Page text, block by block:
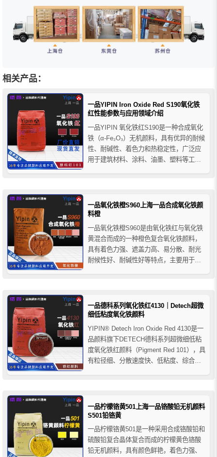
相关产品：
一品YIPIN Iron Oxide Red S190氧化铁
红性能参数与应用领域介绍
一品YIPIN 氧化铁红S190是一种合成氧化
铁（α-Fe₂O₃）无机颜料，具有优异的耐候
性、耐碱性、着色力和热稳定性，广泛应
用于建筑材料、涂料、油墨、塑料等工业
一品氧化铁橙S960上海一品合成氧化铁颜
料橙
一品氧化铁橙S960是由氧化铁红与氧化铁
黄混合而成的一种橙色复合氧化铁颜料，
具有着色力强、遮盖力高、易分散、耐光
耐候性好、耐碱性好等特点，主要用于建
色。
一品德科系列氧化铁红4130｜Detech超微
细低粘度氧化铁颜料
YIPIN® Detech Iron Oxide Red 4130是一
品颜料旗下DETECH德科系列超微细低粘
度氧化铁红颜料（Pigment Red 101），具
有粒径细、分散速度快、低粘度、综合色
能与施工流变性...
一品柠檬铬黄501上海一品铬酸铅无机颜料
S501铅铬黄
一品柠檬铬黄501是一种采用合成铬酸铅和
硫酸铅复合晶体复合而成的柠檬黄色铬酸
铅无机颜料，具有颜色鲜艳，着色力强、